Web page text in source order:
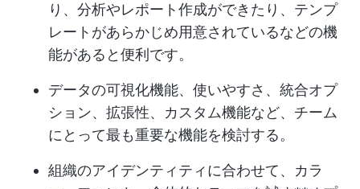
り、分析やレポート作成ができたり、テンプ
レートがあらかじめ用意されているなどの機
能があると便利です。
データの可視化機能、使いやすさ、統合オプ
ション、拡張性、カスタム機能など、チーム
にとって最も重要な機能を検討する。
組織のアイデンティティに合わせて、カラ